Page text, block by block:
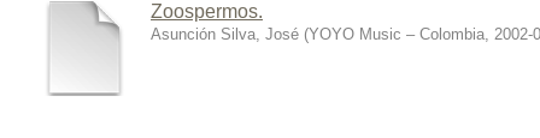
Zoospermos.
Asunción Silva, José (YOYO Music – Colombia, 2002-